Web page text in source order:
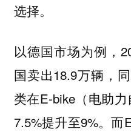
选择。
以德国市场为例，
国卖出18.9万辆，
类在E-bike（电助
7.5%提升至9%。而